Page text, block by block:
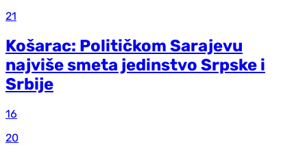
21
Košarac: Političkom Sarajevu
najviše smeta jedinstvo Srpske i
Srbije
16
20